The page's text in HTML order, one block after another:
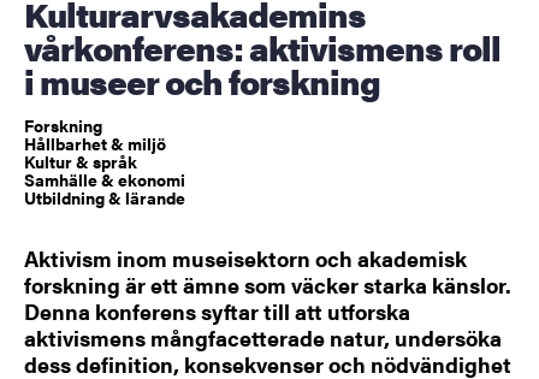
Kulturarvsakademins
vårkonferens: aktivismens roll
i museer och forskning
Forskning
Hållbarhet & miljö
Kultur & språk
Samhälle & ekonomi
Utbildning & lärande
Aktivism inom museisektorn och akademisk
forskning är ett ämne som väcker starka känslor.
Denna konferens syftar till att utforska
aktivismens mångfacetterade natur, undersöka
dess definition, konsekvenser och nödvändighet